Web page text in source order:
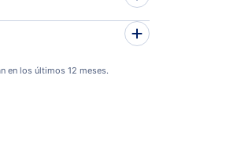
en los últimos 12 meses.